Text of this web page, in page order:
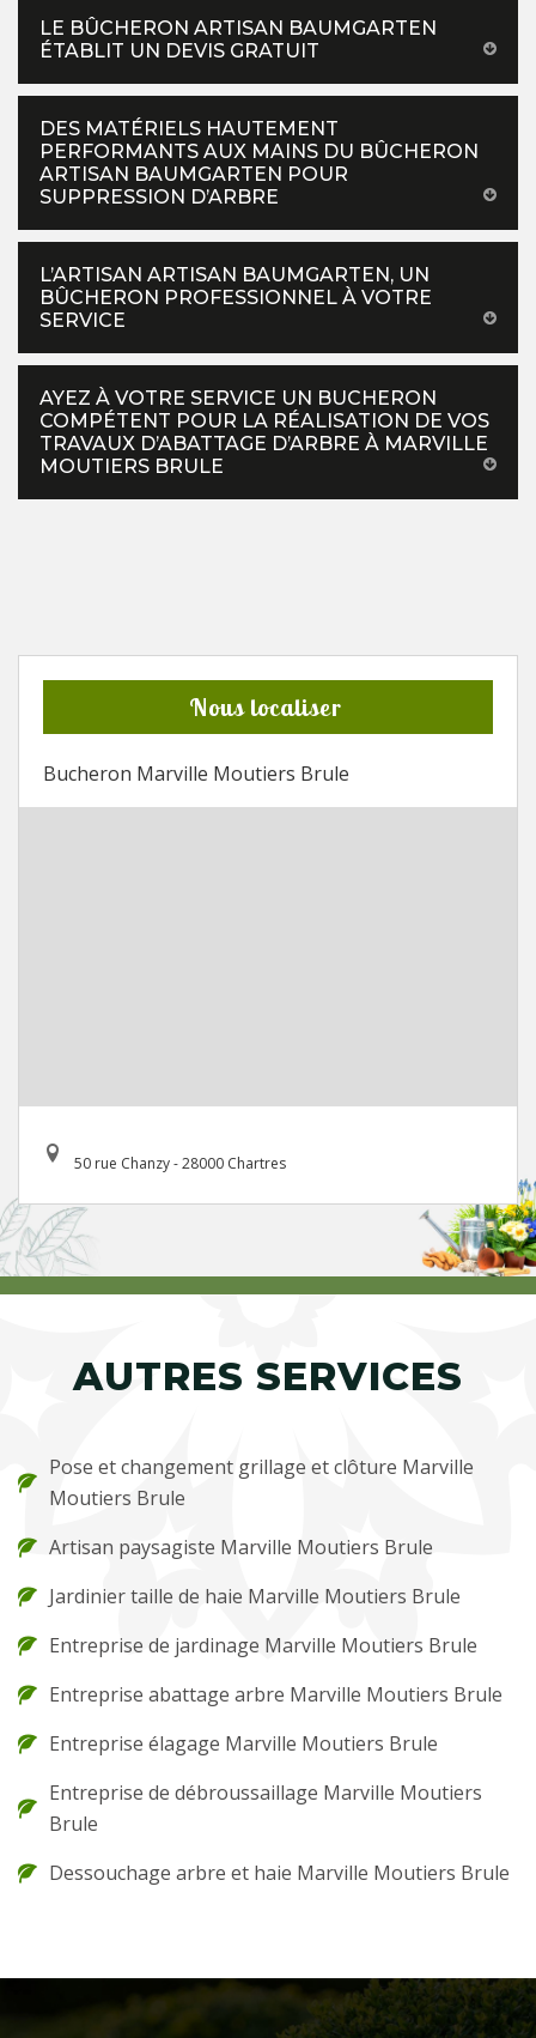
LE BÛCHERON ARTISAN BAUMGARTEN
ÉTABLIT UN DEVIS GRATUIT
DES MATÉRIELS HAUTEMENT
PERFORMANTS AUX MAINS DU BÛCHERON
ARTISAN BAUMGARTEN POUR
SUPPRESSION D’ARBRE
L’ARTISAN ARTISAN BAUMGARTEN, UN
BÛCHERON PROFESSIONNEL À VOTRE
SERVICE
AYEZ À VOTRE SERVICE UN BUCHERON
COMPÉTENT POUR LA RÉALISATION DE VOS
TRAVAUX D’ABATTAGE D’ARBRE À MARVILLE
MOUTIERS BRULE
Nous localiser
Bucheron Marville Moutiers Brule
50 rue Chanzy - 28000 Chartres
AUTRES SERVICES
Pose et changement grillage et clôture Marville
Moutiers Brule
Artisan paysagiste Marville Moutiers Brule
Jardinier taille de haie Marville Moutiers Brule
Entreprise de jardinage Marville Moutiers Brule
Entreprise abattage arbre Marville Moutiers Brule
Entreprise élagage Marville Moutiers Brule
Entreprise de débroussaillage Marville Moutiers
Brule
Dessouchage arbre et haie Marville Moutiers Brule